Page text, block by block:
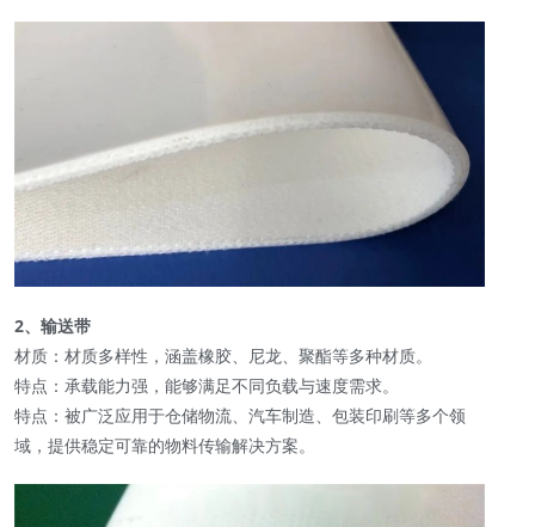
2、输送带
材质：材质多样性，涵盖橡胶、尼龙、聚酯等多种材质。
特点：承载能力强，能够满足不同负载与速度需求。
特点：被广泛应用于仓储物流、汽车制造、包装印刷等多个领
域，提供稳定可靠的物料传输解决方案。